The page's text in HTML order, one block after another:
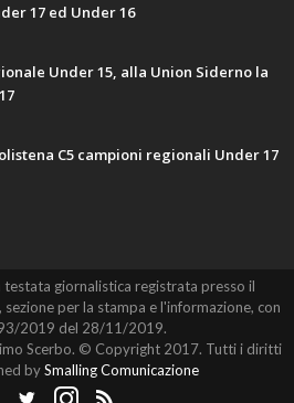
17 ed Under 16
Under 15, alla Union Siderno la
C5 campioni regionali Under 17
giornalistica registrata presso il
per la stampa e l'informazione, con
2019 del 28/11/2019.
Scerbo. © Copyright 2017. Tutti i diritti
bySmalling Comunicazione